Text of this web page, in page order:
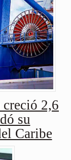
2,6
su
Caribe